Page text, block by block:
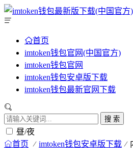
首页
imtoken钱包官网(中国官方)
imtoken钱包官网
imtoken钱包安卓版下载
imtoken钱包最新官网下载
搜 索
昼/夜
首页 imtoken钱包安卓版下载